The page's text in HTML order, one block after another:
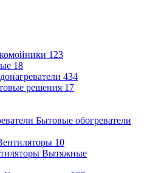
123
18
434
решения 17
Бытовые обогреватели
10
Вытяжные